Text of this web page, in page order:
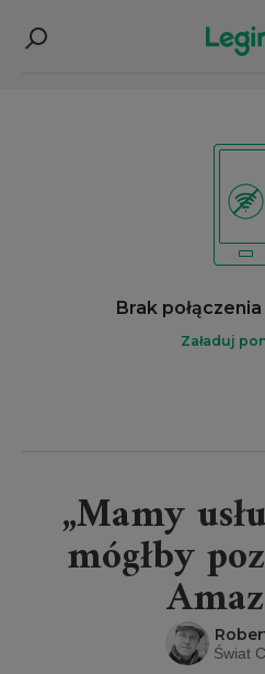
Brak
Załaduj
„Mamy
mógłby
Świat